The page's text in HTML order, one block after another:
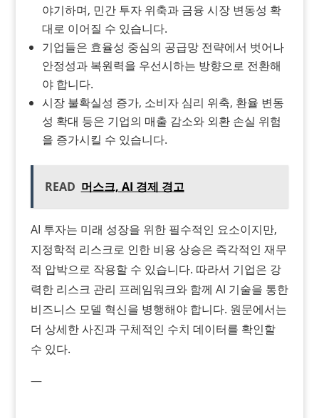
야기하며, 민간 투자 위축과 금융 시장 변동성 확
대로 이어질 수 있습니다.
기업들은 효율성 중심의 공급망 전략에서 벗어나
안정성과 복원력을 우선시하는 방향으로 전환해
야 합니다.
시장 불확실성 증가, 소비자 심리 위축, 환율 변동
성 확대 등은 기업의 매출 감소와 외환 손실 위험
을 증가시킬 수 있습니다.
READ 머스크, AI 경제 경고
AI 투자는 미래 성장을 위한 필수적인 요소이지만,
지정학적 리스크로 인한 비용 상승은 즉각적인 재무
적 압박으로 작용할 수 있습니다. 따라서 기업은 강
력한 리스크 관리 프레임워크와 함께 AI 기술을 통한
비즈니스 모델 혁신을 병행해야 합니다. 원문에서는
더 상세한 사진과 구체적인 수치 데이터를 확인할
수 있다.
—